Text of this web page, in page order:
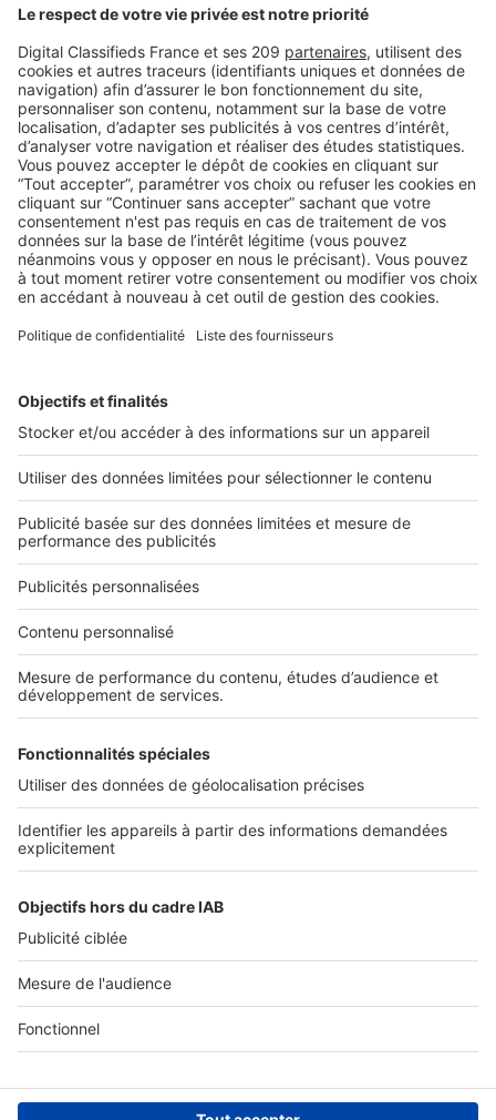
DEMANDER UNE DÉMO
2 rue des Italiens 75009 Paris
01 53 38 80 00
Nos solutions pro
Actualités pro
Nous contacter
Connexion à My SeLoger Pro
Espace Presse
professionnels de l'immo !
Je suis toujours en ligne pour vous conseiller.